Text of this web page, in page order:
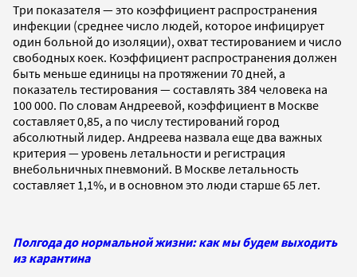
Три показателя — это коэффициент распространения
инфекции (среднее число людей, которое инфицирует
один больной до изоляции), охват тестированием и число
свободных коек. Коэффициент распространения должен
быть меньше единицы на протяжении 70 дней, а
показатель тестирования — составлять 384 человека на
100 000. По словам Андреевой, коэффициент в Москве
составляет 0,85, а по числу тестирований город
абсолютный лидер. Андреева назвала еще два важных
критерия — уровень летальности и регистрация
внебольничных пневмоний. В Москве летальность
составляет 1,1%, и в основном это люди старше 65 лет.
Полгода до нормальной жизни: как мы будем выходить
из карантина